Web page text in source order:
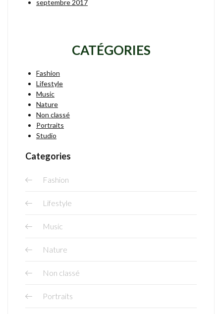
septembre 2017
CATÉGORIES
Fashion
Lifestyle
Music
Nature
Non classé
Portraits
Studio
Categories
Fashion
Lifestyle
Music
Nature
Non classé
Portraits